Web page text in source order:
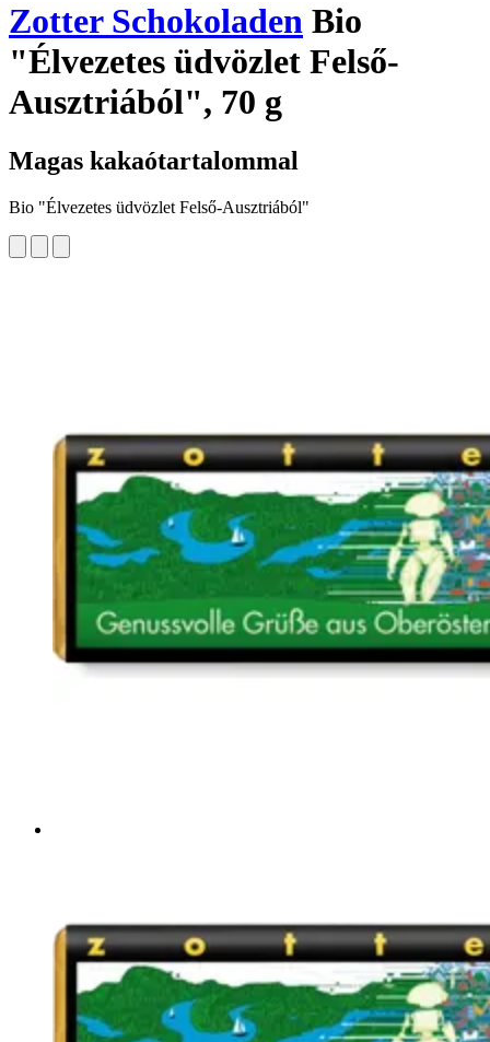
Zotter Schokoladen Bio
"Élvezetes üdvözlet Felső-
Ausztriából", 70 g
Magas kakaótartalommal
Bio "Élvezetes üdvözlet Felső-Ausztriából"